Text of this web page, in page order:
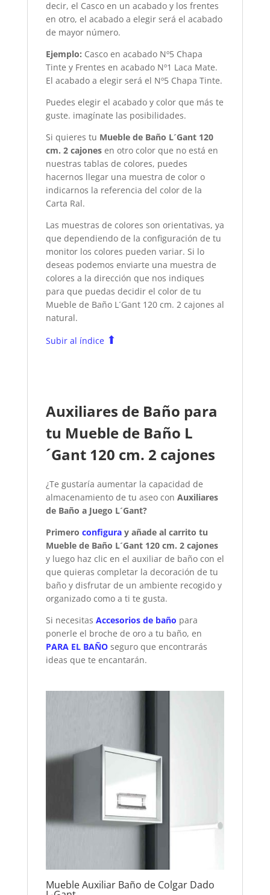
decir, el Casco en un acabado y los frentes
en otro, el acabado a elegir será el acabado
de mayor número.
Ejemplo: Casco en acabado Nº5 Chapa
Tinte y Frentes en acabado Nº1 Laca Mate.
El acabado a elegir será el Nº5 Chapa Tinte.
Puedes elegir el acabado y color que más te
guste. imagínate las posibilidades.
Si quieres tu Mueble de Baño L´Gant 120
cm. 2 cajonesen otro color que no está en
nuestras tablas de colores, puedes
hacernos llegar una muestra de color o
indicarnos la referencia del color de la
Carta Ral.
Las muestras de colores son orientativas, ya
que dependiendo de la configuración de tu
monitor los colores pueden variar. Si lo
deseas podemos enviarte una muestra de
colores a la dirección que nos indiques
para que puedas decidir el color de tu
Mueble de Baño L´Gant 120 cm. 2 cajones al
natural.
Subir al índice ⬆
Auxiliares de Baño para
tu Mueble de Baño L
´Gant 120 cm. 2 cajones
¿Te gustaría aumentar la capacidad de
almacenamiento de tu aseo con Auxiliares
de Baño a Juego L´Gant?
Primero configuray añade al carrito tu
Mueble de Baño L´Gant 120 cm. 2 cajones
y luego haz clic en el auxiliar de baño con el
que quieras completar la decoración de tu
baño y disfrutar de un ambiente recogido y
organizado como a ti te gusta.
Si necesitas Accesorios de baño para
ponerle el broche de oro a tu baño, en
PARA EL BAÑOseguro que encontrarás
ideas que te encantarán.
Mueble Auxiliar Baño de Colgar Dado